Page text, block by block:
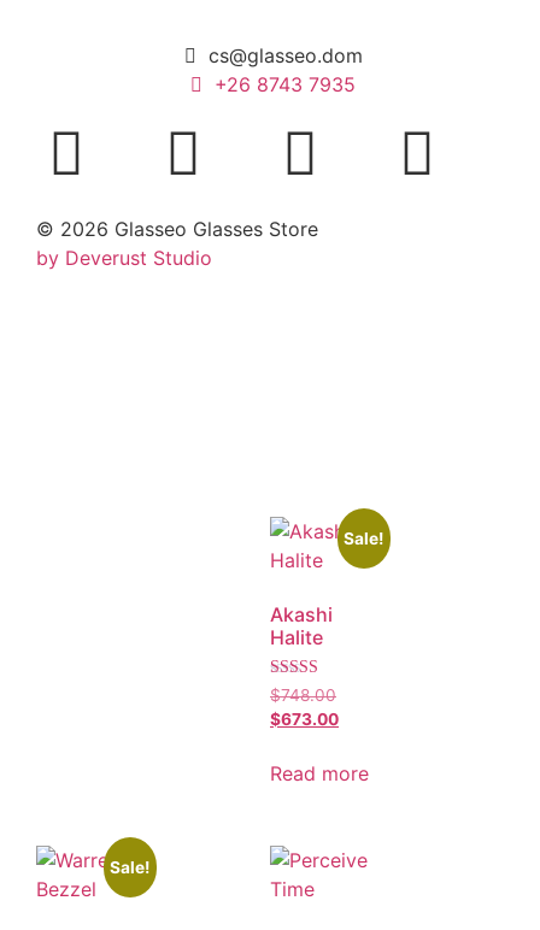
cs@glasseo.dom
+26 8743 7935
© 2026 Glasseo Glasses Store
by Deverust Studio
Sale!
Akashi
Halite
Rated
5.00
out of 5
$748.00
$673.00
Read more
Sale!